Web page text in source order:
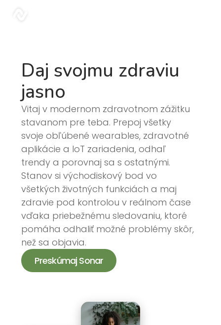
Daj svojmu zdraviu
jasno
Vitaj v modernom zdravotnom zážitku
stavanom pre teba. Prepoj všetky
svoje obľúbené wearables, zdravotné
aplikácie a IoT zariadenia, odhaľ
trendy a porovnaj sa s ostatnými.
Stanov si východiskový bod vo
všetkých životných funkciách a maj
zdravie pod kontrolou v reálnom čase
vďaka priebežnému sledovaniu, ktoré
pomáha odhaliť možné problémy skôr,
než sa objavia.
Preskúmaj Sonar